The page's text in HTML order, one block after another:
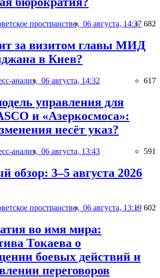
пространство, 06 августа, 14:37 682
за визитом главы МИД
в Киев?
анализ, 06 августа, 14:32 617
управления для
и «Азеркосмоса»:
несёт указ?
анализ, 06 августа, 13:43 591
обзор: 3–5 августа 2026
пространство, 06 августа, 13:19 602
во имя мира:
Токаева о
боевых действий и
переговоров